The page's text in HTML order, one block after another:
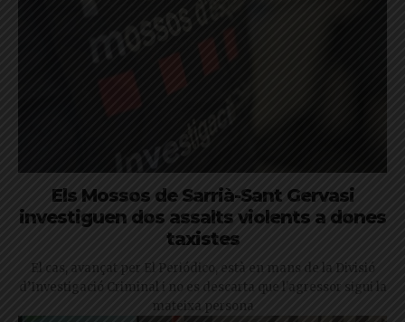
Els Mossos de Sarrià-Sant Gervasi
investiguen dos assalts violents a dones
taxistes
El cas, avançat per El Periódico, està en mans de la Divisió
d’Investigació Criminal i no es descarta que l'agressor sigui la
mateixa persona